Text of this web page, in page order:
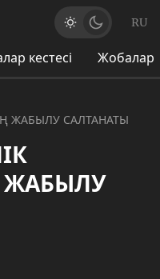
RU
кестесі Жобалар
ЖАБЫЛУ САЛТАНАТЫ